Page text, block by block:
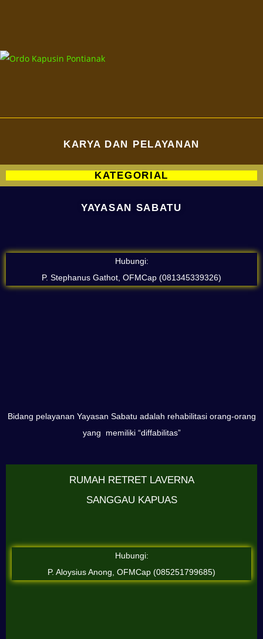
KARYA DAN PELAYANAN
KATEGORIAL
YAYASAN SABATU
Hubungi:
P. Stephanus Gathot, OFMCap (081345339326)
Bidang pelayanan Yayasan Sabatu adalah rehabilitasi orang-orang
yang memiliki “diffabilitas”
RUMAH RETRET LAVERNA
SANGGAU KAPUAS
Hubungi:
P. Aloysius Anong, OFMCap (085251799685)